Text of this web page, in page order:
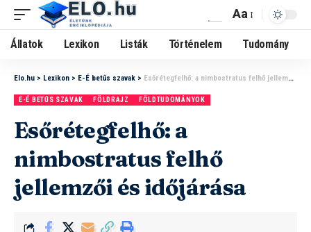
Aa
Állatok Lexikon Listák Történelem Tudomány
Elo.hu > Lexikon > E-É betűs szavak > Esőrétegfelhő: a nimbostratus felhő jellemzői és időjárása
E-É BETŰS SZAVAK FÖLDRAJZ FÖLDTUDOMÁNYOK
Esőrétegfelhő: a
nimbostratus felhő
jellemzői és időjárása